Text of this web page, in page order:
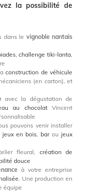
la possibilité de
dans le vignoble nantais
,challenge tiki-lanta,
construction de véhicule
(en carton), et
avec la dégustation de
au chocolatVincent
pouvons venir installer
jeux en bois, baroujeux
fleural, création de
douce
à votre entreprise
. Une production en
équipe